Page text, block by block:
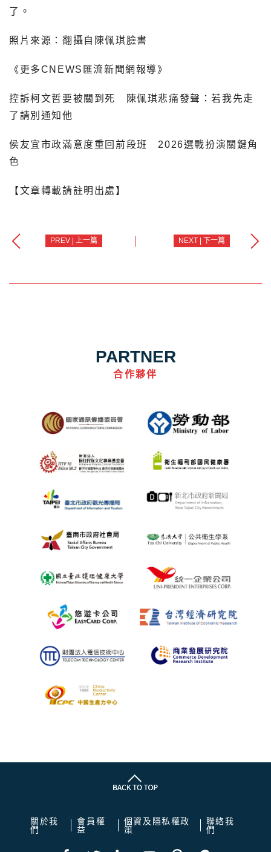
了。
照片來源：翻攝自陳佩琪臉書
《更多CNEWS匯流新聞網報導》
控訴柯文哲要被關到死 陳佩琪悲痛發聲：若我先走
了請別通知他
侯友宜市政滿意度重回前段班 2026選戰扮演關鍵角
色
【文章轉載請註明出處】
PREV | 上一篇 NEXT | 下一篇
PARTNER
合作夥伴
關於我
們
會員權
益
個資及隱私權政
策
聯絡我
們